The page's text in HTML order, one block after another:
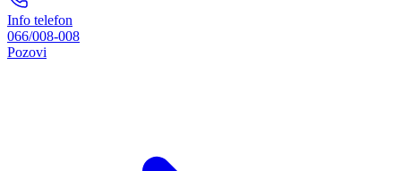
Info telefon
066/008-008
Pozovi